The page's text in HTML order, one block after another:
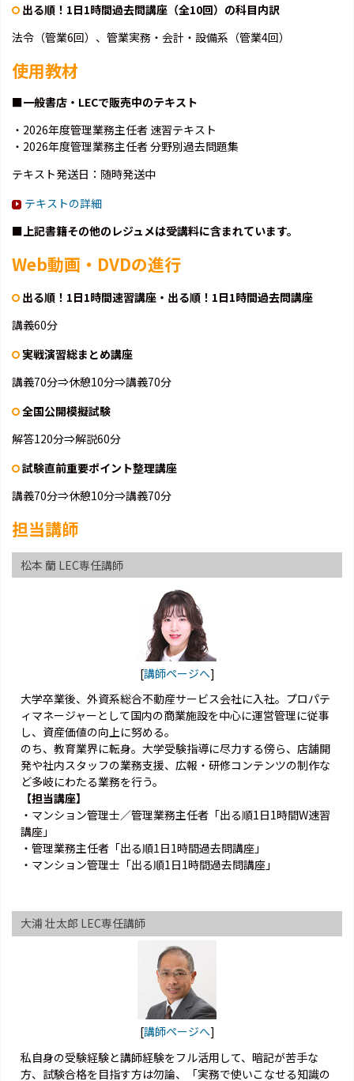
出る順！1日1時間過去問講座（全10回）の科目内訳
法令（管業6回）、管業実務・会計・設備系（管業4回）
使用教材
■一般書店・LECで販売中のテキスト
・2026年度管理業務主任者 速習テキスト
・2026年度管理業務主任者 分野別過去問題集
テキスト発送日：随時発送中
テキストの詳細
■上記書籍その他のレジュメは受講料に含まれています。
Web動画・DVDの進行
出る順！1日1時間速習講座・出る順！1日1時間過去問講座
講義60分
実戦演習総まとめ講座
講義70分⇒休憩10分⇒講義70分
全国公開模擬試験
解答120分⇒解説60分
試験直前重要ポイント整理講座
講義70分⇒休憩10分⇒講義70分
担当講師
松本 蘭 LEC専任講師
[講師ページへ]
大学卒業後、外資系総合不動産サービス会社に入社。プロパテ
ィマネージャーとして国内の商業施設を中心に運営管理に従事
し、資産価値の向上に努める。
のち、教育業界に転身。大学受験指導に尽力する傍ら、店舗開
発や社内スタッフの業務支援、広報・研修コンテンツの制作な
ど多岐にわたる業務を行う。
【担当講座】
・マンション管理士／管理業務主任者「出る順1日1時間W速習
講座」
・管理業務主任者「出る順1日1時間過去問講座」
・マンション管理士「出る順1日1時間過去問講座」
大浦 壮太郎 LEC専任講師
[講師ページへ]
私自身の受験経験と講師経験をフル活用して、暗記が苦手な
方、試験合格を目指す方は勿論、「実務で使いこなせる知識の